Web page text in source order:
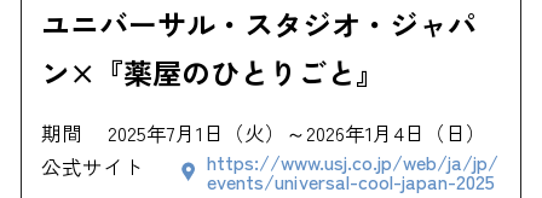
ユニバーサル・スタジオ・ジャパ
ン×『薬屋のひとりごと』
期間
2025年7月1日（火）～2026年1月4日（日）
公式サイト
https://www.usj.co.jp/web/ja/jp/
events/universal-cool-japan-2025